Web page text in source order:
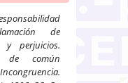
de
y perjuicios.
de común